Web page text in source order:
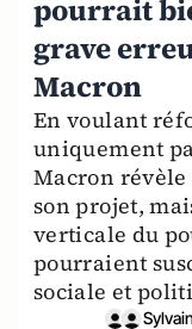
pourrait
grave
Macron
En voulant
uniquement
Macron
son projet,
verticale du
pourraient
sociale et